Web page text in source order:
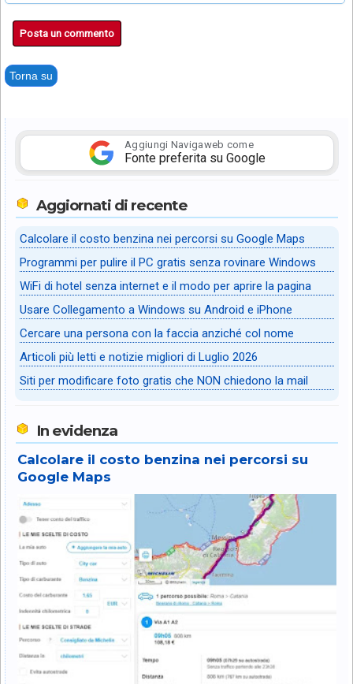
Posta un commento
Torna su
Aggiungi Navigaweb come
Fonte preferita su Google
Aggiornati di recente
Calcolare il costo benzina nei percorsi su Google Maps
Programmi per pulire il PC gratis senza rovinare Windows
WiFi di hotel senza internet e il modo per aprire la pagina
Usare Collegamento a Windows su Android e iPhone
Cercare una persona con la faccia anziché col nome
Articoli più letti e notizie migliori di Luglio 2026
Siti per modificare foto gratis che NON chiedono la mail
In evidenza
Calcolare il costo benzina nei percorsi su
Google Maps